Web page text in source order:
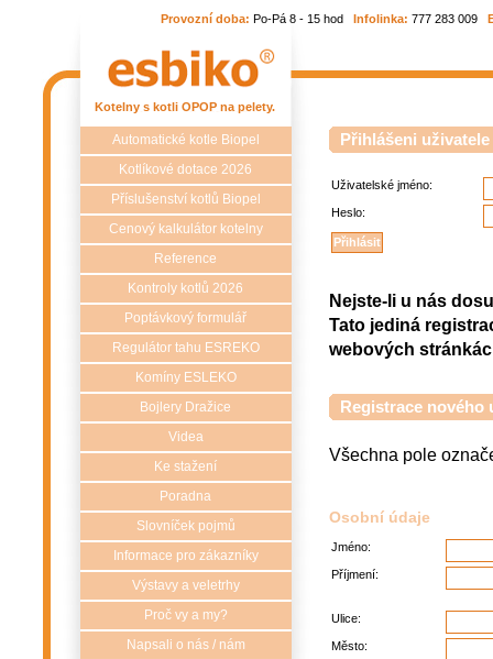
Provozní doba: Po-Pá 8 - 15 hod Infolinka: 777 283 009
Kotelny s kotli OPOP na pelety.
Automatické kotle Biopel
Kotlíkové dotace 2026
Příslušenství kotlů Biopel
Cenový kalkulátor kotelny
Reference
Kontroly kotlů 2026
Poptávkový formulář
Regulátor tahu ESREKO
Komíny ESLEKO
Bojlery Dražice
Videa
Ke stažení
Poradna
Slovníček pojmů
Informace pro zákazníky
Výstavy a veletrhy
Proč vy a my?
Napsali o nás / nám
Přihlášeni uživatele
Uživatelské jméno:
Heslo:
Nejste-li u nás
Tato jediná
webových
Registrace nového
Všechna pole
Osobní údaje
Jméno:
Příjmení:
Ulice:
Město: